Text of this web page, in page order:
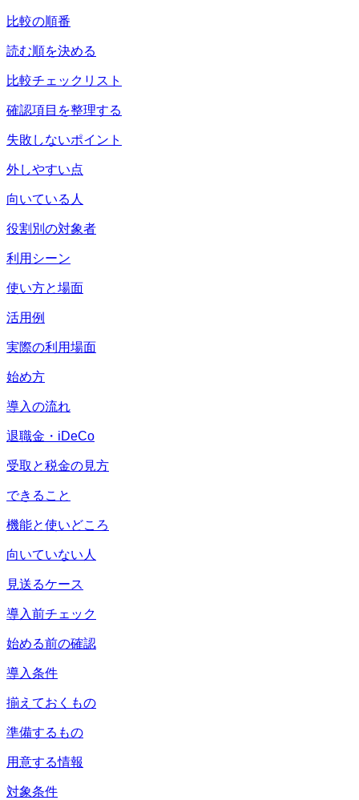
比較の順番
読む順を決める
比較チェックリスト
確認項目を整理する
失敗しないポイント
外しやすい点
向いている人
役割別の対象者
利用シーン
使い方と場面
活用例
実際の利用場面
始め方
導入の流れ
退職金・iDeCo
受取と税金の見方
できること
機能と使いどころ
向いていない人
見送るケース
導入前チェック
始める前の確認
導入条件
揃えておくもの
準備するもの
用意する情報
対象条件